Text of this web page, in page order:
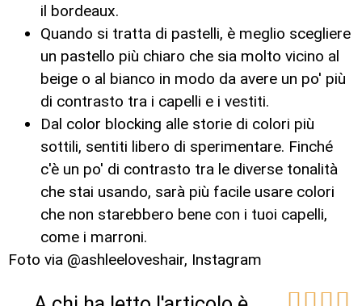
il bordeaux.
Quando si tratta di pastelli, è meglio scegliere
un pastello più chiaro che sia molto vicino al
beige o al bianco in modo da avere un po' più
di contrasto tra i capelli e i vestiti.
Dal color blocking alle storie di colori più
sottili, sentiti libero di sperimentare. Finché
c'è un po' di contrasto tra le diverse tonalità
che stai usando, sarà più facile usare colori
che non starebbero bene con i tuoi capelli,
come i marroni.
Foto via @ashleeloveshair, Instagram